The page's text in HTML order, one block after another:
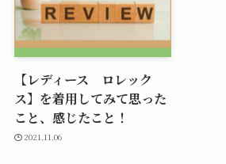
【レディース ロレック
ス】を着用してみて思った
こと、感じたこと！
2021.11.06